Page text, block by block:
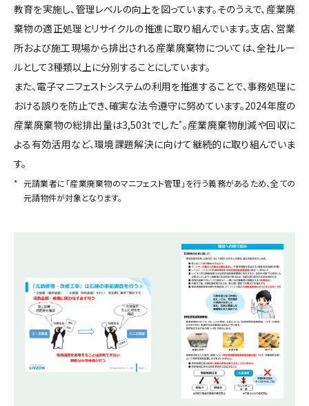
教育を実施し、管理レベルの向上を図っています。そのうえで、産業廃
棄物の適正処理とリサイクルの推進に取り組んでいます。支店、営業
所および施工現場から排出される産業廃棄物については、全社ルー
ルとして3種類以上に分別することにしています。
また、電子マニフェストシステムの利用を推進することで、事務処理に
おける誤りを防止でき、確実な法令遵守に努めています。2024年度の
産業廃棄物の総排出量は3,503tでした*。産業廃棄物削減や回収に
よる有効活用など、環境課題解決に向けて継続的に取り組んでいま
す。
* 元請業者に「産業廃棄物のマニフェスト管理」を行う義務があるため、全ての
元請物件が対象となります。